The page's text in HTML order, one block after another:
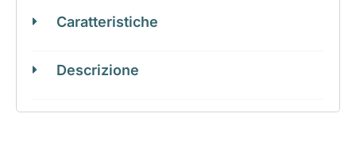
Caratteristiche
Descrizione